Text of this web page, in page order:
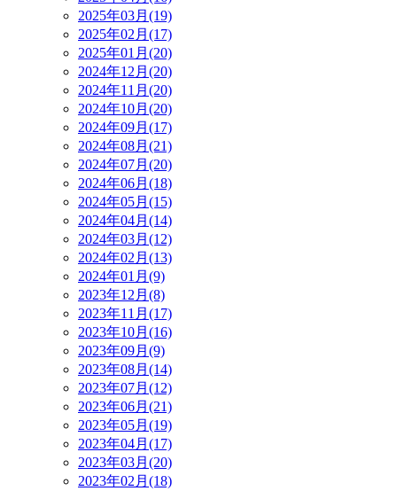
2025年03月(19)
2025年02月(17)
2025年01月(20)
2024年12月(20)
2024年11月(20)
2024年10月(20)
2024年09月(17)
2024年08月(21)
2024年07月(20)
2024年06月(18)
2024年05月(15)
2024年04月(14)
2024年03月(12)
2024年02月(13)
2024年01月(9)
2023年12月(8)
2023年11月(17)
2023年10月(16)
2023年09月(9)
2023年08月(14)
2023年07月(12)
2023年06月(21)
2023年05月(19)
2023年04月(17)
2023年03月(20)
2023年02月(18)